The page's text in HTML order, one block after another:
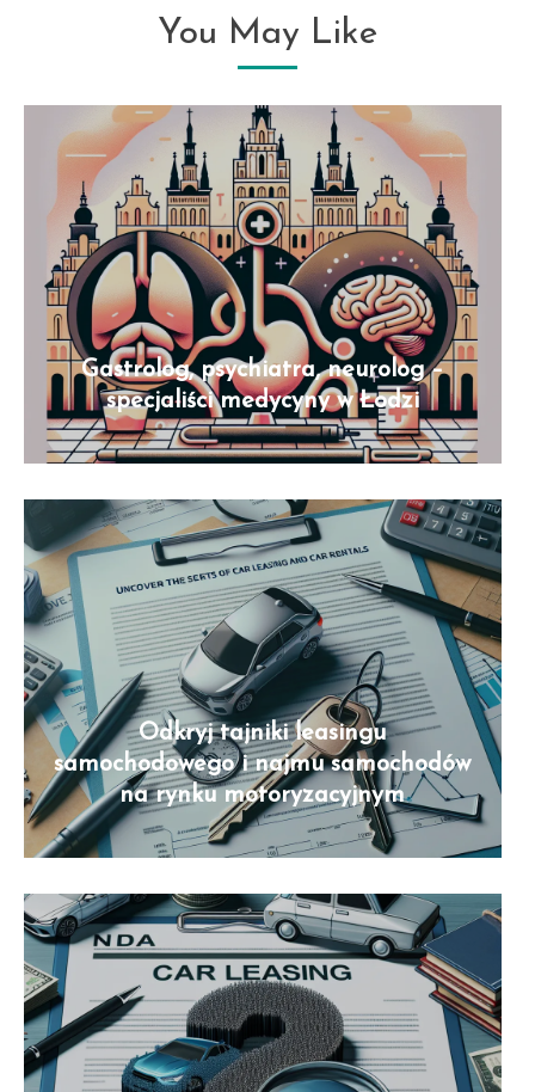
You May Like
Gastrolog, psychiatra, neurolog –
specjaliści medycyny w Łodzi
Odkryj tajniki leasingu
samochodowego i najmu samochodów
na rynku motoryzacyjnym